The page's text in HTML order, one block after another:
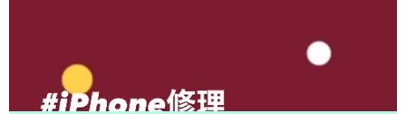
松戸市よりお越しのお客様のiPhone13Proのナノナインガラスコーティング
をさせて頂きました！ありがとうございました！
2026/04/14
白井市よりお越しのお客様のSwitchのガラス交換をさせて頂きました！あ